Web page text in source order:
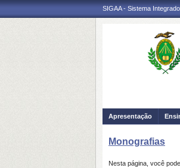
SIGAA - Sistema
Apresentação
Monografias
Nesta página, você